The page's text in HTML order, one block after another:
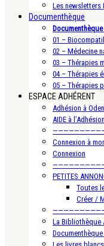
Les newsletters
Documenthèque
01 –
02 – Médecine
03 – Thérapies
04 – Thérapies
05 – Thérapies
ESPACE ADHÉRENT
Adhésion à
AIDE à l’Adhésion
Connexion à
Connexion
PETITES
Toutes
Créer /
La Bibliothèque